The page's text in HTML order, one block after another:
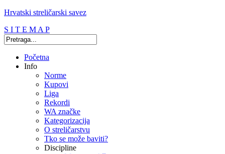
Hrvatski streličarski savez
S I T E M A P
Početna
Info
Norme
Kupovi
Liga
Rekordi
WA značke
Kategorizacija
O streličarstvu
Tko se može baviti?
Discipline